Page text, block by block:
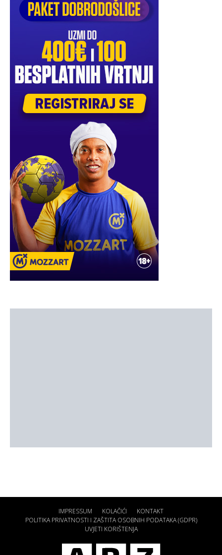
IMPRESSUM KOLAČIĆI
KONTAKT
POLITIKA PRIVATNOSTI I ZAŠTITA OSOBNIH PODATAKA (GDPR)
UVJETI KORIŠTENJA